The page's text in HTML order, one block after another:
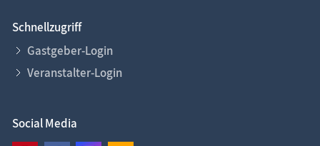
Schnellzugriff
Gastgeber-Login
Veranstalter-Login
Social Media